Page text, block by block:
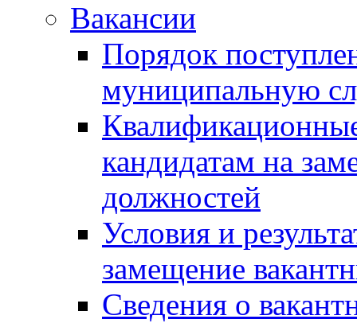
Вакансии
Порядок
муниципальную
кандидатам на
должностей
Условия и
замещение
Сведения о